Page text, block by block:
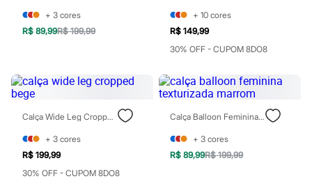
Personagens
Plus size
Jeans
Moda esportiva
Shorts e Saias
Vestidos
Em alta
Dia dos Pais
Inverno
Novidades
+ 3 cores
R$ 89,99R$ 199,99
+ 10 cores
R$ 149,99
30% OFF - CUPOM 8DO8
Calça Wide Leg Cropped Bege
+ 3 cores
R$ 199,99
30% OFF - CUPOM 8DO8
Calça Balloon Feminina Texturizada Marrom
+ 3 cores
R$ 89,99R$ 199,99